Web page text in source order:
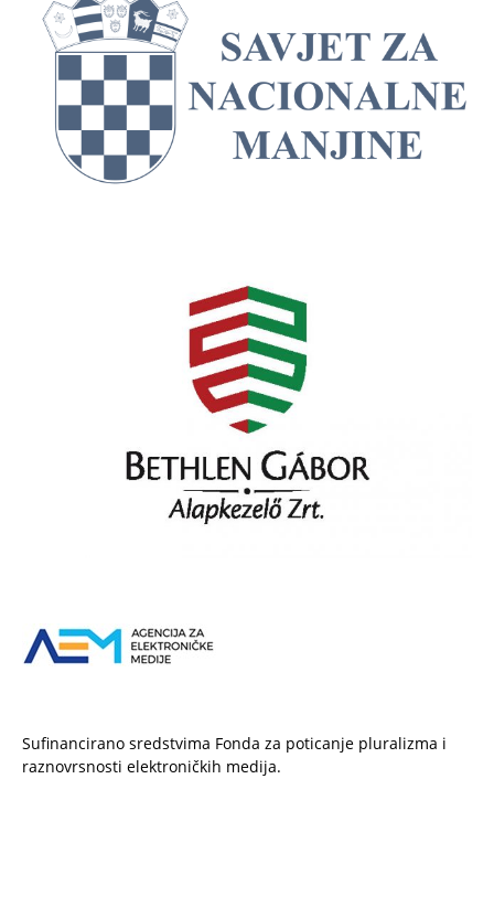
Sufinancirano sredstvima Fonda za poticanje pluralizma i
raznovrsnosti elektroničkih medija.